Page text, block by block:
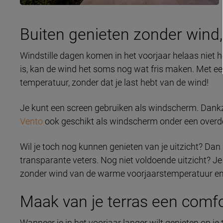
Buiten genieten zonder
Windstille dagen komen in het voorjaar helaas niet
is, kan de wind het soms nog wat fris maken. Met
temperatuur, zonder dat je last hebt van de wind!
Je kunt een screen gebruiken als windscherm.
Vento ook geschikt als windscherm onder een
Wil je toch nog kunnen genieten van je uitzicht?
transparante veters. Nog niet voldoende uitzicht?
zonder wind van de warme voorjaarstemperatuur
Maak van je terras een